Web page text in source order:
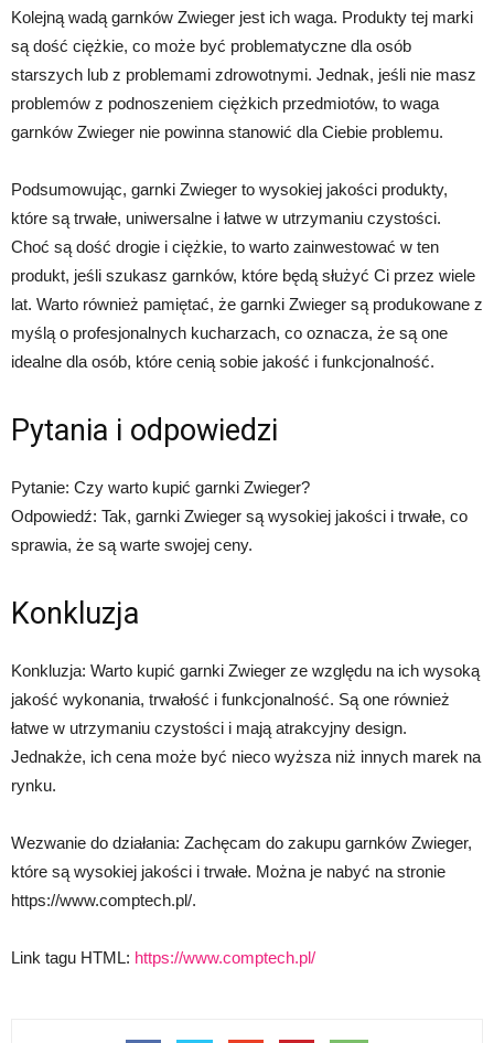
Kolejną wadą garnków Zwieger jest ich waga. Produkty tej marki
są dość ciężkie, co może być problematyczne dla osób
starszych lub z problemami zdrowotnymi. Jednak, jeśli nie masz
problemów z podnoszeniem ciężkich przedmiotów, to waga
garnków Zwieger nie powinna stanowić dla Ciebie problemu.
Podsumowując, garnki Zwieger to wysokiej jakości produkty,
które są trwałe, uniwersalne i łatwe w utrzymaniu czystości.
Choć są dość drogie i ciężkie, to warto zainwestować w ten
produkt, jeśli szukasz garnków, które będą służyć Ci przez wiele
lat. Warto również pamiętać, że garnki Zwieger są produkowane z
myślą o profesjonalnych kucharzach, co oznacza, że są one
idealne dla osób, które cenią sobie jakość i funkcjonalność.
Pytania i odpowiedzi
Pytanie: Czy warto kupić garnki Zwieger?
Odpowiedź: Tak, garnki Zwieger są wysokiej jakości i trwałe, co
sprawia, że są warte swojej ceny.
Konkluzja
Konkluzja: Warto kupić garnki Zwieger ze względu na ich wysoką
jakość wykonania, trwałość i funkcjonalność. Są one również
łatwe w utrzymaniu czystości i mają atrakcyjny design.
Jednakże, ich cena może być nieco wyższa niż innych marek na
rynku.
Wezwanie do działania: Zachęcam do zakupu garnków Zwieger,
które są wysokiej jakości i trwałe. Można je nabyć na stronie
https://www.comptech.pl/.
Link tagu HTML: https://www.comptech.pl/